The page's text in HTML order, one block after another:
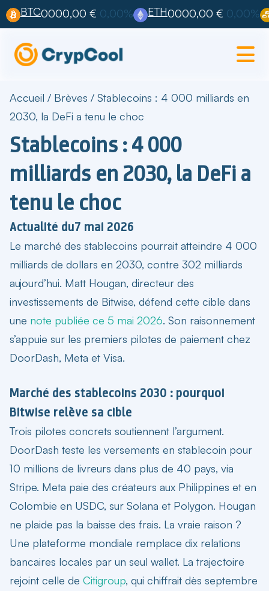
BTC0000,00 € 0,00% ETH0000,00 € 0,00%
Accueil / Brèves / Stablecoins : 4 000 milliards en
2030, la DeFi a tenu le choc
Stablecoins : 4 000
milliards en 2030, la DeFi a
tenu le choc
Actualité du7 mai 2026
Le marché des stablecoins pourrait atteindre 4 000
milliards de dollars en 2030, contre 302 milliards
aujourd’hui. Matt Hougan, directeur des
investissements de Bitwise, défend cette cible dans
une note publiée ce 5 mai 2026. Son raisonnement
s’appuie sur les premiers pilotes de paiement chez
DoorDash, Meta et Visa.
Marché des stablecoins 2030 : pourquoi
Bitwise relève sa cible
Trois pilotes concrets soutiennent l’argument.
DoorDash teste les versements en stablecoin pour
10 millions de livreurs dans plus de 40 pays, via
Stripe. Meta paie des créateurs aux Philippines et en
Colombie en USDC, sur Solana et Polygon. Hougan
ne plaide pas la baisse des frais. La vraie raison ?
Une plateforme mondiale remplace dix relations
bancaires locales par un seul wallet. La trajectoire
rejoint celle de Citigroup, qui chiffrait dès septembre